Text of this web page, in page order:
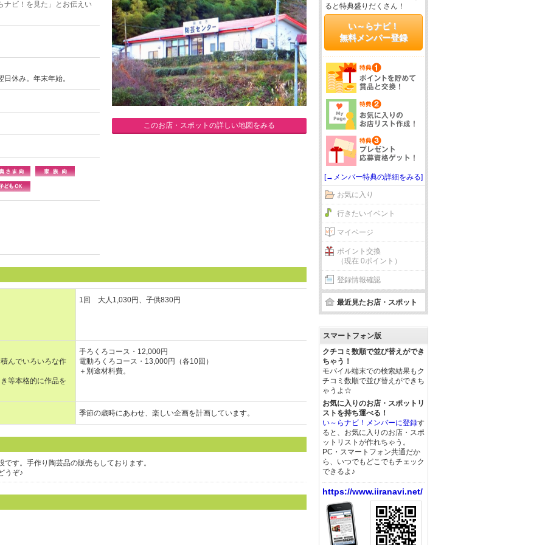
ビ！を見た」とお伝えい
休み。年末年始。
このお店・スポットの詳しい地図をみる
1回 大人1,030円、子供830円
んでいろいろな作
等本格的に作品を
手ろくろコース・12,000円
電動ろくろコース・13,000円（各10回）
＋別途材料費。
季節の歳時にあわせ、楽しい企画を計画しています。
す。手作り陶芸品の販売もしております。
うぞ♪
ると特典盛りだくさん！
い～らナビ！
無料メンバー登録
[→メンバー特典の詳細をみる]
お気に入り
行きたいイベント
マイページ
ポイント交換
（現在 0ポイント）
登録情報確認
最近見たお店・スポット
スマートフォン版
クチコミ数順で並び替えができ
ちゃう！
モバイル端末での検索結果もク
チコミ数順で並び替えができち
ゃうよ☆
お気に入りのお店・スポットリ
ストを持ち運べる！
い～らナビ！メンバーに登録す
ると、お気に入りのお店・スポ
ットリストが作れちゃう。
PC・スマートフォン共通だか
ら、いつでもどこでもチェック
できるよ♪
https://www.iiranavi.net/